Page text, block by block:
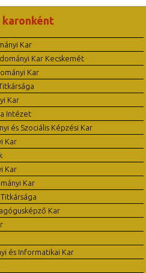
karonként
Kar
Kar Kecskemét
Kar
Kar
Intézet
és Szociális Képzési Kar
Kar
Kar
Kar
Kar
és Informatikai Kar